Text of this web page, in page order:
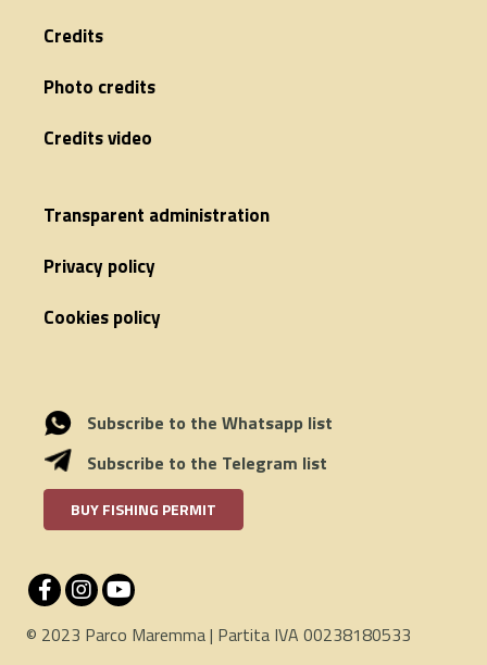
Credits
Photo credits
Credits video
Transparent administration
Privacy policy
Cookies policy
Subscribe to the Whatsapp list
Subscribe to the Telegram list
BUY FISHING PERMIT
© 2023 Parco Maremma | Partita IVA 00238180533